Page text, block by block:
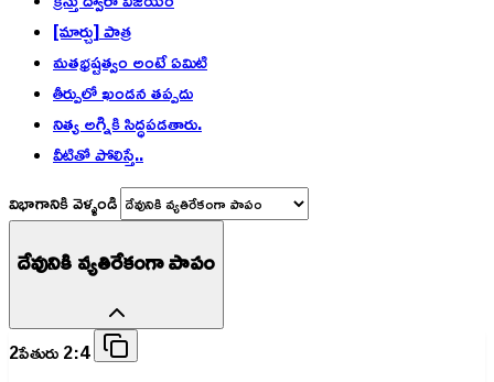
[మార్చు] పాత్ర
మతభ్రష్టత్వం అంటే ఏమిటి
తీర్పులో ఖండన తప్పదు
నిత్య అగ్నికి సిద్ధపడతారు.
వీటితో పోలిస్తే..
విభాగానికి వెళ్ళండి
దేవునికి వ్యతిరేకంగా పాపం
2పేతురు 2:4